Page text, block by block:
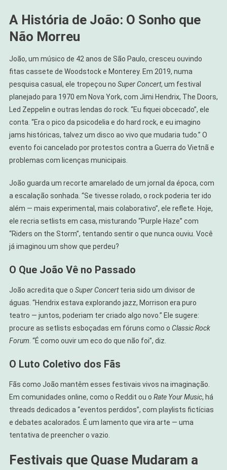
A História de João: O Sonho que
Não Morreu
João, um músico de 42 anos de São Paulo, cresceu ouvindo
fitas cassete de Woodstock e Monterey. Em 2019, numa
pesquisa casual, ele tropeçou no Super Concert, um festival
planejado para 1970 em Nova York, com Jimi Hendrix, The Doors,
Led Zeppelin e outras lendas do rock. “Eu fiquei obcecado”, ele
conta. “Era o pico da psicodelia e do hard rock, e eu imagino
jams históricas, talvez um disco ao vivo que mudaria tudo.” O
evento foi cancelado por protestos contra a Guerra do Vietnã e
problemas com licenças municipais.
João guarda um recorte amarelado de um jornal da época, com
a escalação sonhada. “Se tivesse rolado, o rock poderia ter ido
além — mais experimental, mais colaborativo”, ele reflete. Hoje,
ele recria setlists em casa, misturando “Purple Haze” com
“Riders on the Storm”, tentando sentir o que nunca ouviu. Você
já imaginou um show que perdeu?
O Que João Vê no Passado
João acredita que o Super Concertteria sido um divisor de
águas. “Hendrix estava explorando jazz, Morrison era puro
teatro — juntos, poderiam ter criado algo novo.” Ele sugere:
procure as setlists esboçadas em fóruns como o Classic Rock
Forum . “É como ouvir um eco do que não foi”, diz.
O Luto Coletivo dos Fãs
Fãs como João mantêm esses festivais vivos na imaginação.
Em comunidades online, como o Reddit ou o Rate Your Music, há
threads dedicados a “eventos perdidos”, com playlists fictícias
e debates acalorados. É um lamento que vira arte — uma
tentativa de preencher o vazio.
Festivais que Quase Mudaram a